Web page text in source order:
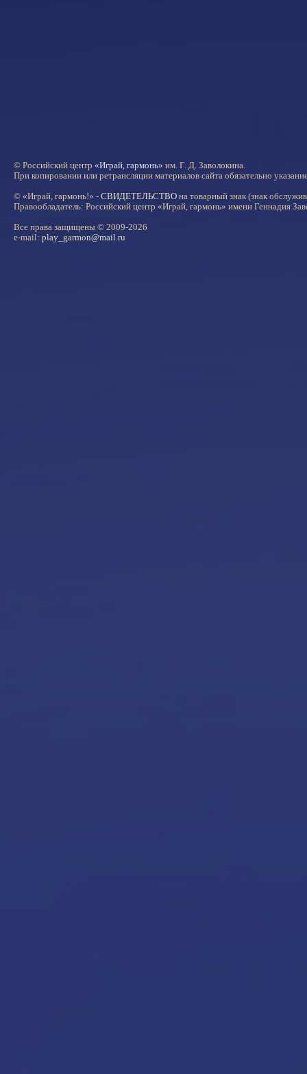
© Российский центр «Играй, гармонь» им. Г. Д. Заволокина.
При копировании или ретрансляции материалов сайта обязательно
© «Играй, гармонь!» - СВИДЕТЕЛЬСТВО на товарный знак (знак
Правообладатель: Российский центр «Играй, гармонь» имени Геннадия
Все права защищены © 2009-2026
e-mail: play_garmon@mail.ru